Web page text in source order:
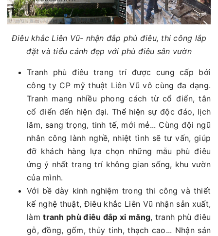
Điêu khắc Liên Vũ- nhận đắp phù điêu, thi công lắp
đặt và tiểu cảnh đẹp với phù điêu sân vườn
Tranh phù điêu trang trí được cung cấp bởi
công ty CP mỹ thuật Liên Vũ vô cùng đa dạng.
Tranh mang nhiều phong cách từ cổ điển, tân
cổ điển đến hiện đại. Thể hiện sự độc đáo, lịch
lãm, sang trọng, tinh tế, mới mẻ... Cùng đội ngũ
nhân công lành nghề, nhiệt tình sẽ tư vấn, giúp
đỡ khách hàng lựa chọn những mẫu phù điêu
ứng ý nhất trang trí không gian sống, khu vườn
của mình.
Với bề dày kinh nghiệm trong thi công và thiết
kế nghệ thuật, Điêu khắc Liên Vũ nhận sản xuất,
làmtranh phù điêu đắp xi măng, tranh phù điêu
gỗ, đồng, gốm, thủy tinh, thạch cao... Nhận sản